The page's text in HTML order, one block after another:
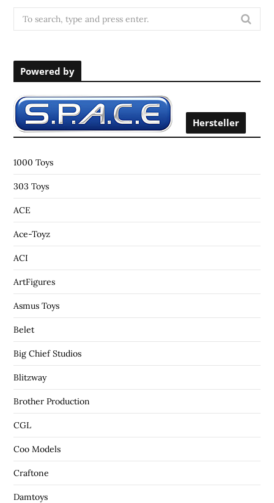
o
s
e
f
o
Powered by
Hersteller
1000 Toys
303 Toys
ACE
Ace-Toyz
ACI
ArtFigures
Asmus Toys
Belet
Big Chief Studios
Blitzway
Brother Production
CGL
Coo Models
Craftone
Damtoys